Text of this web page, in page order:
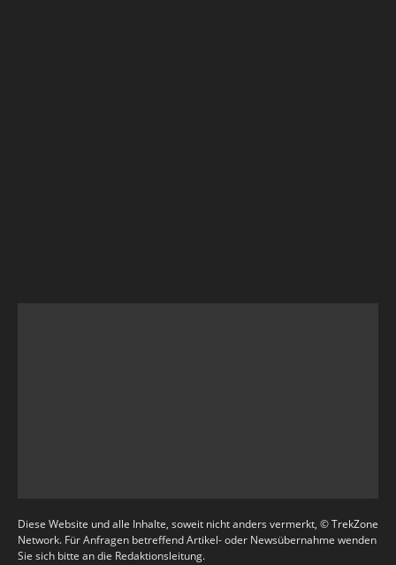
Diese Website und alle Inhalte, soweit nicht anders vermerkt, © TrekZone
Network. Für Anfragen betreffend Artikel- oder Newsübernahme wenden
Sie sich bitte an die Redaktionsleitung.